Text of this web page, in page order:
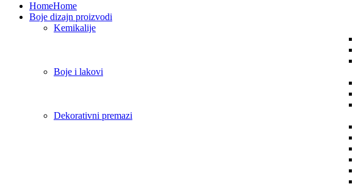
HomeHome
Boje dizajn proizvodi
Kemikalije
Boje i lakovi
Dekorativni premazi